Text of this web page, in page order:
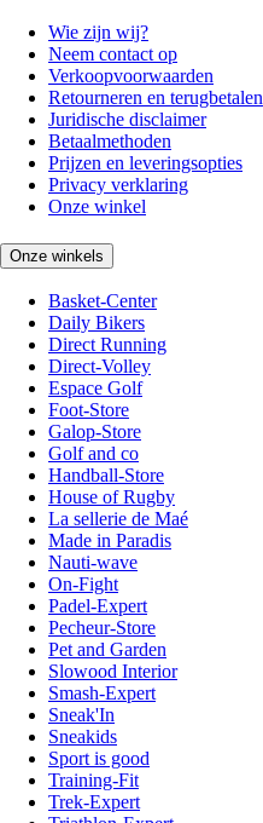
Wie zijn wij?
Neem contact op
Verkoopvoorwaarden
Retourneren en terugbetalen
Juridische disclaimer
Betaalmethoden
Prijzen en leveringsopties
Privacy verklaring
Onze winkel
Onze winkels
Basket-Center
Daily Bikers
Direct Running
Direct-Volley
Espace Golf
Foot-Store
Galop-Store
Golf and co
Handball-Store
House of Rugby
La sellerie de Maé
Made in Paradis
Nauti-wave
On-Fight
Padel-Expert
Pecheur-Store
Pet and Garden
Slowood Interior
Smash-Expert
Sneak'In
Sneakids
Sport is good
Training-Fit
Trek-Expert